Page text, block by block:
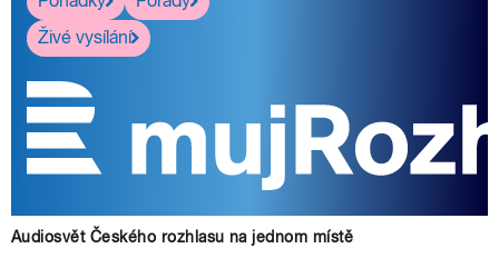
Živé vysílání
Audiosvět Českého rozhlasu na jednom místě